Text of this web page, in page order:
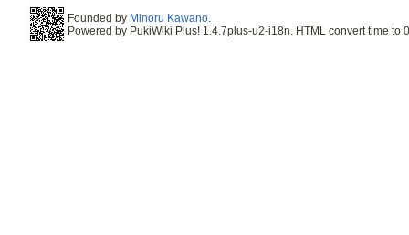
Founded by Minoru Kawano.
Powered by PukiWiki Plus! 1.4.7plus-u2-i18n. HTML convert time to